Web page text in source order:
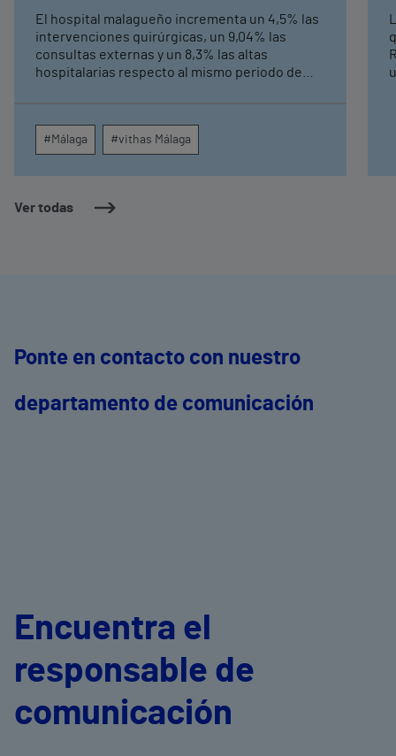
Ver todas
El hospital malagueño incrementa un 4,5% las
intervenciones quirúrgicas, un 9,04% las
consultas externas y un 8,3% las altas
hospitalarias respecto al mismo periodo de
provincia dispara un 140% las intervenciones
quirúrgicas ambulatorias y un 7% las consultas
como oftalmología, aparato digestivo,
#Málaga #vithas Málaga
Ponte en contacto con nuestro
departamento de comunicación
Encuentra el
responsable de
comunicación